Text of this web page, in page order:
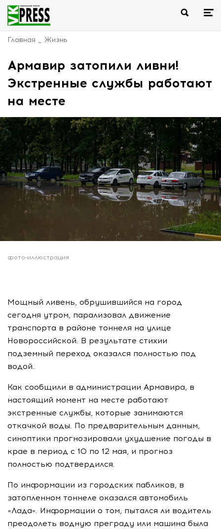
Главная Жизнь
Армавир затопили ливни!
Экстренные службы работают
на месте
фото-иллюстрация
Мощный ливень, обрушившийся на город
сегодня утром, парализовал движение
транспорта в районе тоннеля на улице
Новороссийской. В результате стихии
подземный переход оказался полностью под
водой.
Как сообщили в администрации Армавира, в
настоящий момент на месте работают
экстренные службы, которые занимаются
откачкой воды. По предварительным данным,
синоптики прогнозировали ухудшение погоды в
крае в период с 10 по 12 мая, и прогноз
полностью подтвердился.
По информации из городских пабликов, в
затопленном тоннеле оказался автомобиль
«Лада». Информации о том, пытался ли водитель
преодолеть водную преграду или машина была